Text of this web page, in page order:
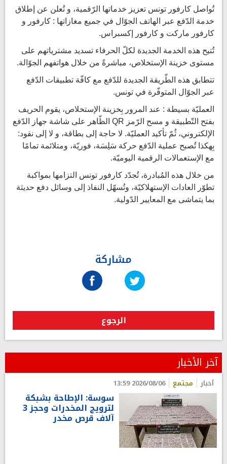
تُواصل كارفور تونس تعزيز خدماتها الرّقمية، و تُعلن عن إطلاق
خدمة الدّفع عبر الهاتف الجوّال في جميع مغازاتها : كارفور و
كارفور ماركت و كارفور إكسبراس.
تُتيح هذه الخدمة الجديدة لكلّ الحرفاء تسديد مشترياتهم على
مستوى خزينة الإستخلاص، مباشرةً من خلال هواتفهم الجوّالة.
تتطابق هذه الطّريقة الجديدة للدّفع مع كافّة تطبيقات الدّفع
عبر الجوّال المتوفّرة في تونس.
العمليّة بسيطة : عند المرور بِخزينة الإستخلاص، يقوم الحريف
بفتح التّطبيقة و مسح الرّمز QR الظّاهر على شاشة جهاز الدّفع
الإلكتروني، ثُمّ تأكيد العمليّة. لا حاجة إلى بطاقة، و لا إلى نقود:
بِهكذا تُصبح عملية الدّفع حركة سَلِسَة، فوريّة، ومتلائمة تمامًا
مع الإستعمالات الرقمية اليوميّة.
من خلال هذه المُبادرة، تُجدّد كارفور تونس التزامها بمواكبة
تطوّر العادات الإستهلاكيّة، وتُسهّل النفاذ إلى وسائل دفع حديثة
بما يتماشى مع المعايير الدّولية.
مشاركة
الرجوع
آخر الأخبار
أخبار مجتمع 2026/08/06 13:59
سوسة: الإطاحة بشبكة
لترويج المخدرات وحجز 3
آلاف قرص مخدر